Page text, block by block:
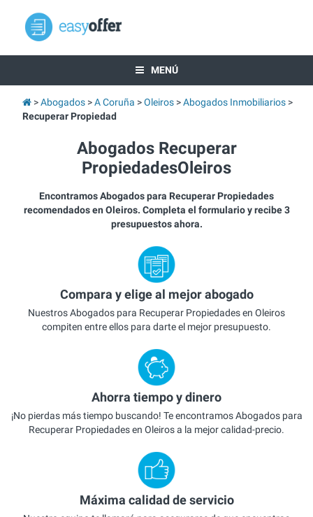
MENÚ
Abogados A Coruña Oleiros
Abogados Inmobiliarios
Recuperar Propiedad
Abogados Recuperar
PropiedadesOleiros
Encontramos Abogados para Recuperar Propiedades
recomendados en Oleiros. Completa el formulario y recibe 3
presupuestos ahora.
Compara y elige al mejor abogado
Nuestros Abogados para Recuperar Propiedades en Oleiros
compiten entre ellos para darte el mejor presupuesto.
Ahorra tiempo y dinero
¡No pierdas más tiempo buscando! Te encontramos Abogados para
Recuperar Propiedades en Oleiros a la mejor calidad-precio.
Máxima calidad de servicio